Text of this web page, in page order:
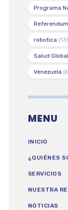
Programa
Referendum
robotica (13)
Salud Global
Venezuela
MENU
INICIO
¿QUIÉNES
SERVICIOS
NUESTRA
NOTICIAS